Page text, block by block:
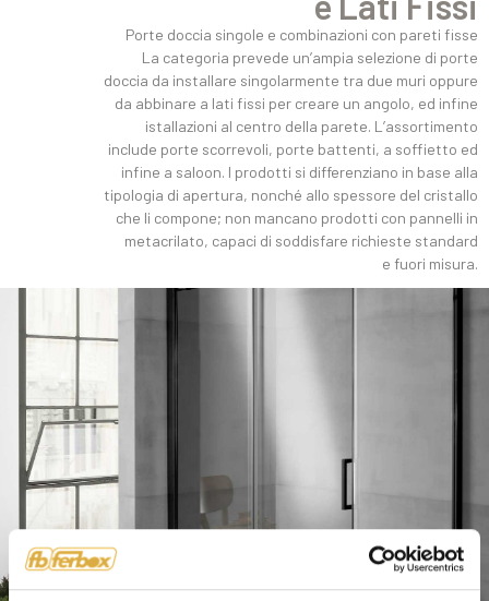
Porte doccia singole e combinazioni con pareti fisse
La categoria prevede un’ampia selezione di porte
doccia da installare singolarmente tra due muri oppure
da abbinare a lati fissi per creare un angolo, ed infine
istallazioni al centro della parete. L’assortimento
include porte scorrevoli, porte battenti, a soffietto ed
infine a saloon. I prodotti si differenziano in base alla
tipologia di apertura, nonché allo spessore del cristallo
che li compone; non mancano prodotti con pannelli in
metacrilato, capaci di soddisfare richieste standard
e fuori misura.